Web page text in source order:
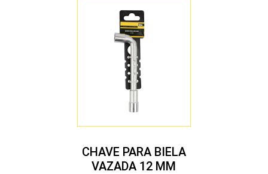
CHAVE PARA BIELA
VAZADA 12 MM